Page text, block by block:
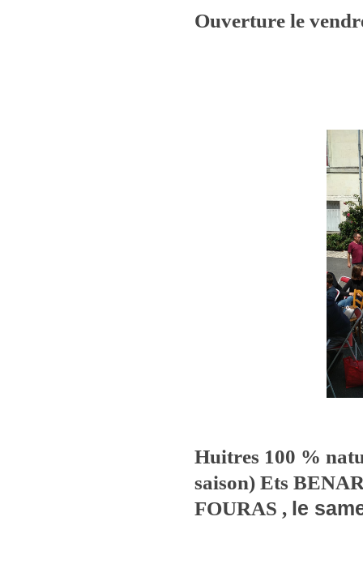
Ouverture le
Huitres 100 %
saison) Ets
FOURAS , le